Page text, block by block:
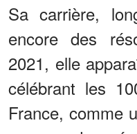
Sa carrière,
encore des
2021, elle
célébrant les
France, comme